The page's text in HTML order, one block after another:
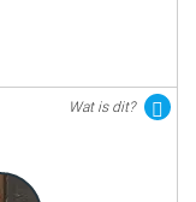
Wat is dit?